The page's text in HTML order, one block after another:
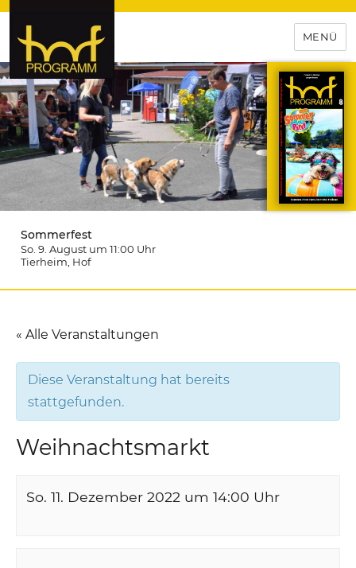
hof-programm – das
Veranstaltungsportal für
Hochfranken
MENÜ
Sommerfest
So. 9. August um 11:00 Uhr
Tierheim , Hof
« Alle Veranstaltungen
Diese Veranstaltung hat bereits
stattgefunden.
Weihnachtsmarkt
So. 11. Dezember 2022 um 14:00 Uhr